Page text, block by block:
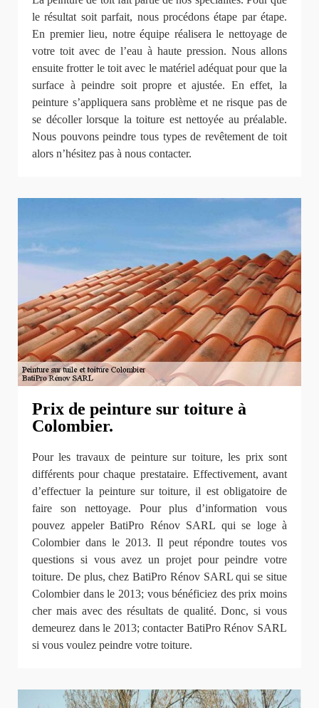
le résultat soit parfait, nous procédons étape par étape.
En premier lieu, notre équipe réalisera le nettoyage de
votre toit avec de l’eau à haute pression. Nous allons
ensuite frotter le toit avec le matériel adéquat pour que la
surface à peindre soit propre et ajustée. En effet, la
peinture s’appliquera sans problème et ne risque pas de
se décoller lorsque la toiture est nettoyée au préalable.
Nous pouvons peindre tous types de revêtement de toit
alors n’hésitez pas à nous contacter.
Prix de peinture sur toiture à
Colombier.
Pour les travaux de peinture sur toiture, les prix sont
différents pour chaque prestataire. Effectivement, avant
d’effectuer la peinture sur toiture, il est obligatoire de
faire son nettoyage. Pour plus d’information vous
pouvez appeler BatiPro Rénov SARL qui se loge à
Colombier dans le 2013. Il peut répondre toutes vos
questions si vous avez un projet pour peindre votre
toiture. De plus, chez BatiPro Rénov SARL qui se situe
Colombier dans le 2013; vous bénéficiez des prix moins
cher mais avec des résultats de qualité. Donc, si vous
demeurez dans le 2013; contacter BatiPro Rénov SARL
si vous voulez peindre votre toiture.